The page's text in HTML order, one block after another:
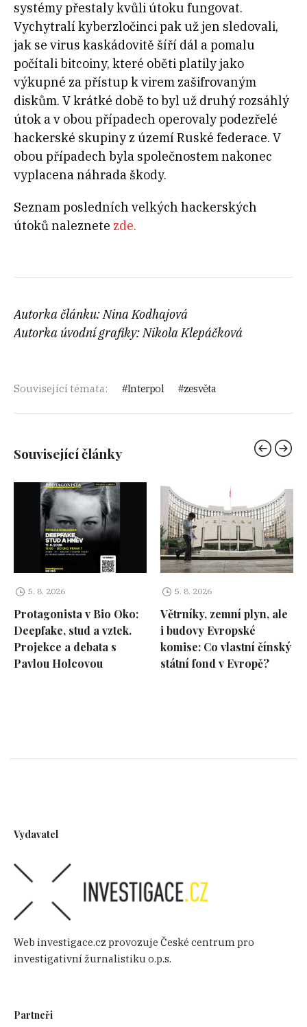
systémy přestaly kvůli útoku fungovat.
Vychytralí kyberzločinci pak už jen sledovali,
jak se virus kaskádovitě šíří dál a pomalu
počítali bitcoiny, které oběti platily jako
výkupné za přístup k virem zašifrovaným
diskům. V krátké době to byl už druhý rozsáhlý
útok a v obou případech operovaly podezřelé
hackerské skupiny z území Ruské federace. V
obou případech byla společnostem nakonec
vyplacena náhrada škody.
Seznam posledních velkých hackerských
útoků naleznete zde.
Autorka článku: Nina Kodhajová
Autorka úvodní grafiky: Nikola Klepáčková
Související témata: Interpol zesvěta
Související články
5. 8. 2026
Protagonista v Bio Oko:
Deepfake, stud a vztek.
Projekce a debata s
Pavlou Holcovou
5. 8. 2026
Větrníky, zemní plyn, ale
i budovy Evropské
komise: Co vlastní čínský
státní fond v Evropě?
Vydavatel
Web investigace.cz provozuje České centrum pro
investigativní žurnalistiku o.p.s.
Partneři